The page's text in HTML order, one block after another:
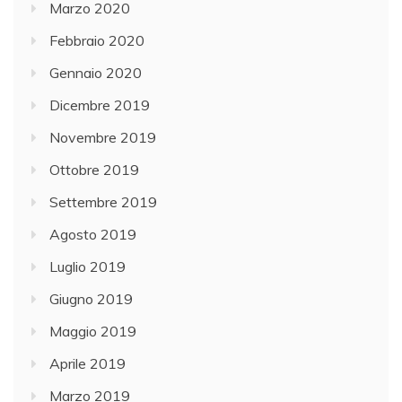
Marzo 2020
Febbraio 2020
Gennaio 2020
Dicembre 2019
Novembre 2019
Ottobre 2019
Settembre 2019
Agosto 2019
Luglio 2019
Giugno 2019
Maggio 2019
Aprile 2019
Marzo 2019